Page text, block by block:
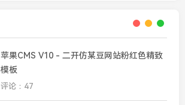
苹果CMS V10 - 二开仿某豆网站粉红色精致
模板
评论：47